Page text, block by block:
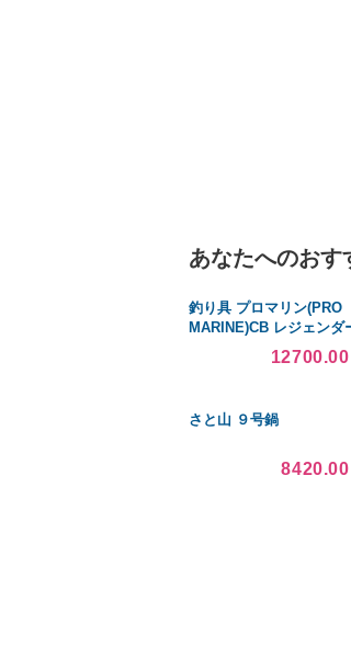
あなたへのおす
釣り具 プロマリン(PRO
MARINE)CB レジェンダ
12700.00
さと山 ９号鍋
8420.00